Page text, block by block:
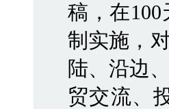
稿，在
制实施，
陆、沿边
贸交流、